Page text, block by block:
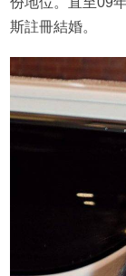
斯註冊結婚。